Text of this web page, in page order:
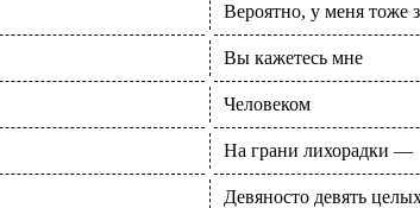
Вероятно, у меня тоже
Вы кажетесь мне
Человеком
На грани лихорадки —
Девяносто девять